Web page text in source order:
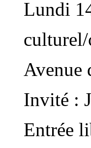
Lundi
Avenue
Invité :
Entrée